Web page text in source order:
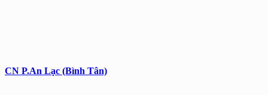
CN P.An Lạc (Bình Tân)